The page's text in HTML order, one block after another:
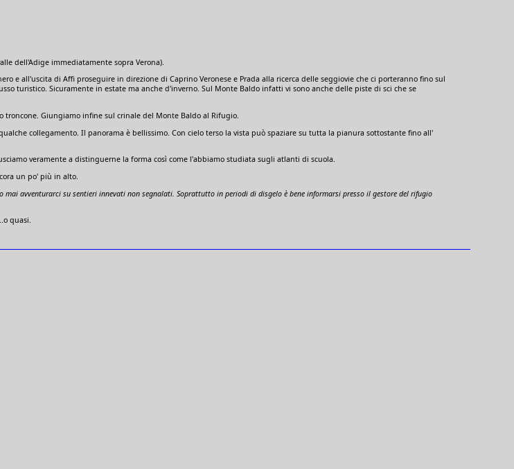
dell'Adige immediatamente sopra Verona).
e all'uscita di Affi proseguire in direzione di Caprino Veronese e Prada alla ricerca delle seggiovie che ci porteranno fino sul
turistico. Sicuramente in estate ma anche d'inverno. Sul Monte Baldo infatti vi sono anche delle piste di sci che se
Giungiamo infine sul crinale del Monte Baldo al Rifugio.
collegamento. Il panorama è bellissimo. Con cielo terso la vista può spaziare su tutta la pianura sottostante fino all'
veramente a distinguerne la forma così come l'abbiamo studiata sugli atlanti di scuola.
un po' più in alto.
avventurarci su sentieri innevati non segnalati. Soprattutto in periodi di disgelo è bene informarsi presso il gestore del rifugio
quasi.